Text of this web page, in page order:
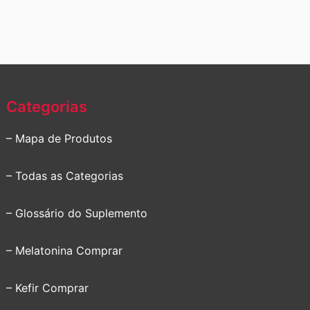
Categorias
– Mapa de Produtos
– Todas as Categorias
– Glossário do Suplemento
– Melatonina Comprar
– Kefir Comprar